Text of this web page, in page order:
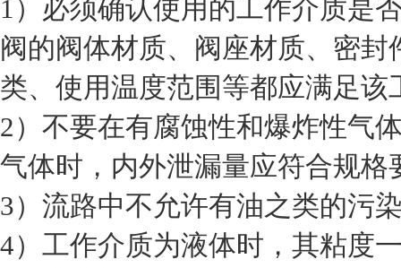
1）必须确认使用的工作介质是
阀的阀体材质、阀座材质、密
类、使用温度范围等都应满足该
2）不要在有腐蚀性和爆炸性气
气体时，内外泄漏量应符合规格
3）流路中不允许有油之类的污
4）工作介质为液体时，其粘度